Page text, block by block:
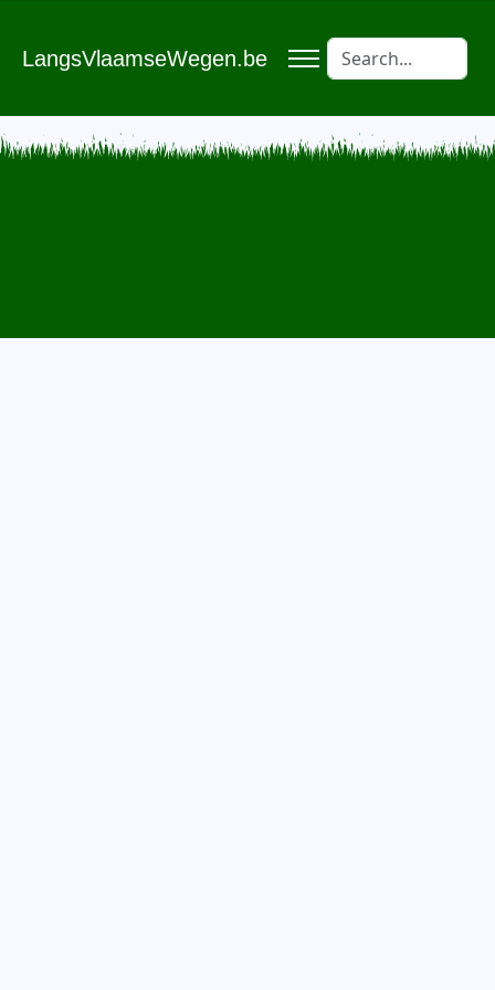
LangsVlaamseWegen.be